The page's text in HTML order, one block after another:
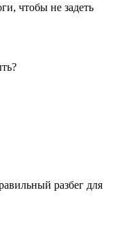
чтобы не задеть
разбег для